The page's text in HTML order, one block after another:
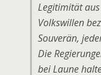
Legitimität
Volkswillen
Souverän,
Die
bei Laune